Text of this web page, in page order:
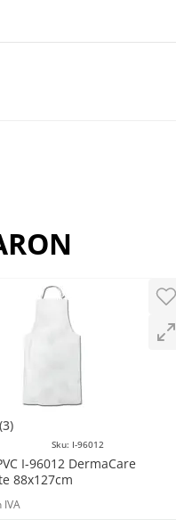
bien para cocina
por lavarlas. El
(3)
Sku: I-96012
I-96012 DermaCare
88x127cm
IVA